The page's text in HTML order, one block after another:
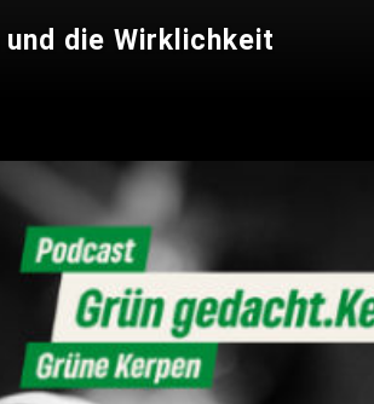
und die Wirklichkeit